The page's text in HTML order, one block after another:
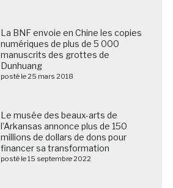
La BNF envoie en Chine les copies
numériques de plus de 5 000
manuscrits des grottes de
Dunhuang
posté le 25 mars 2018
Le musée des beaux-arts de
l’Arkansas annonce plus de 150
millions de dollars de dons pour
financer sa transformation
posté le 15 septembre 2022